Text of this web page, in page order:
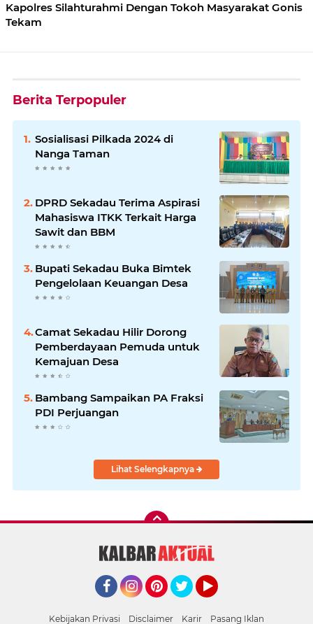
Kapolres Silahturahmi Dengan Tokoh Masyarakat Gonis
Tekam
Berita Terpopuler
Sosialisasi Pilkada 2024 di
Nanga Taman
DPRD Sekadau Terima Aspirasi
Mahasiswa ITKK Terkait Harga
Sawit dan BBM
Bupati Sekadau Buka Bimtek
Pengelolaan Keuangan Desa
Camat Sekadau Hilir Dorong
Pemberdayaan Pemuda untuk
Kemajuan Desa
Bambang Sampaikan PA Fraksi
PDI Perjuangan
Lihat Selengkapnya
Kebijakan Privasi Disclaimer Karir Pasang Iklan